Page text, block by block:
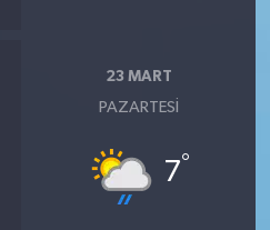
23 MART
PAZARTESI
7°